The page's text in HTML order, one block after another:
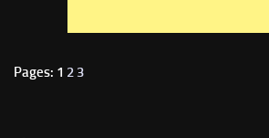
Pages: 1 2 3